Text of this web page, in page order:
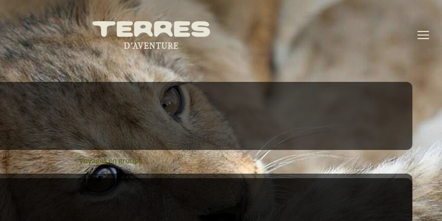
Voyages en groupe